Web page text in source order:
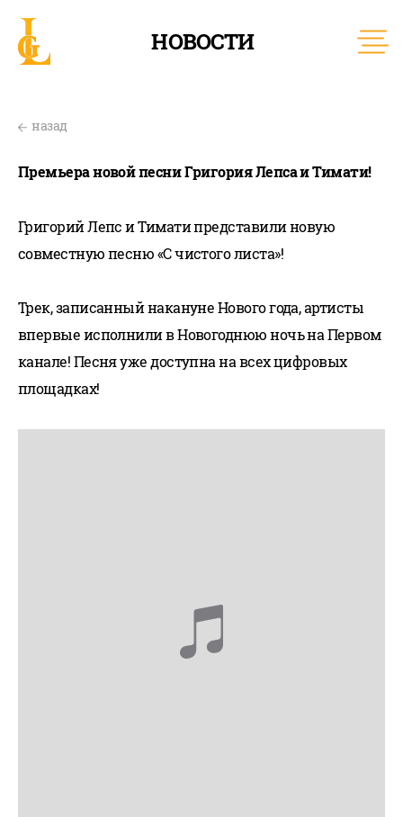
НОВОСТИ
назад
Премьера новой песни Григория Лепса и Тимати!
Григорий Лепс и Тимати представили новую
совместную песню «С чистого листа»!
Трек, записанный накануне Нового года, артисты
впервые исполнили в Новогоднюю ночь на Первом
канале! Песня уже доступна на всех цифровых
площадках!